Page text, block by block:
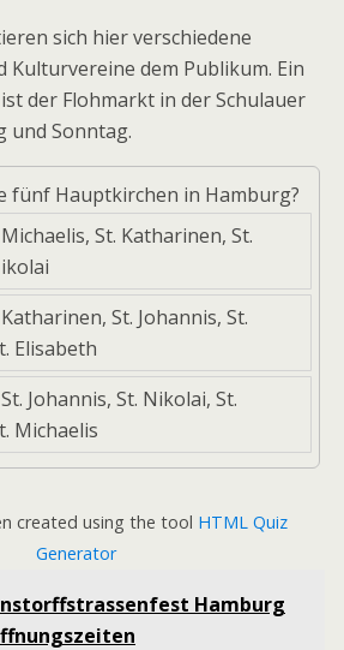
sich hier verschiedene
Kulturvereine dem Publikum. Ein
der Flohmarkt in der Schulauer
und Sonntag.
fünf Hauptkirchen in Hamburg?
St. Katharinen, St.
St. Johannis, St.
Elisabeth
Johannis, St. Nikolai, St.
Michaelis
created using the tool HTML Quiz
Generator
Hamburg